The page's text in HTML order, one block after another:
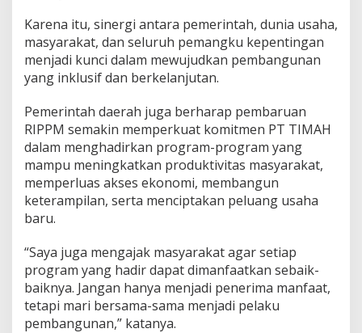
Karena itu, sinergi antara pemerintah, dunia usaha,
masyarakat, dan seluruh pemangku kepentingan
menjadi kunci dalam mewujudkan pembangunan
yang inklusif dan berkelanjutan.
Pemerintah daerah juga berharap pembaruan
RIPPM semakin memperkuat komitmen PT TIMAH
dalam menghadirkan program-program yang
mampu meningkatkan produktivitas masyarakat,
memperluas akses ekonomi, membangun
keterampilan, serta menciptakan peluang usaha
baru.
“Saya juga mengajak masyarakat agar setiap
program yang hadir dapat dimanfaatkan sebaik-
baiknya. Jangan hanya menjadi penerima manfaat,
tetapi mari bersama-sama menjadi pelaku
pembangunan,” katanya.